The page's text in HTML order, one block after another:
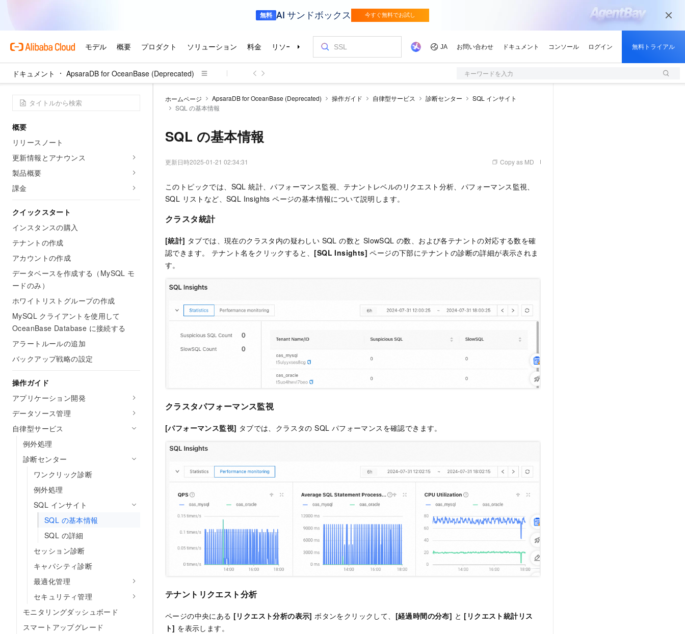
ドキュメント ApsaraDB for OceanBase (Deprecated) キーワードを入力
概要
リリースノート
更新情報とアナウンス
製品概要
課金
クイックスタート
インスタンスの購入
テナントの作成
アカウントの作成
データベースを作成する（MySQL モ
ードのみ）
ホワイトリストグループの作成
MySQL クライアントを使用して
OceanBase Database に接続する
アラートルールの追加
バックアップ戦略の設定
操作ガイド
アプリケーション開発
データソース管理
自律型サービス
例外処理
診断センター
ワンクリック診断
例外処理
SQL インサイト
SQL の基本情報
SQL の詳細
セッション診断
キャパシティ診断
最適化管理
セキュリティ管理
モニタリングダッシュボード
スマートアップグレード
ホームページ ApsaraDB for OceanBase (Deprecated) 操作ガイド 自律型サービス 診断センター
SQL インサイト
SQL の基本情報
SQL の基本情報
更新日時2025-01-21 02:34:31 Copy as MD
このトピックでは、SQL 統計、パフォーマンス監視、テナントレベルのリクエスト分析、パフォーマンス監視、
SQL リストなど、SQL Insights ページの基本情報について説明します。
クラスタ統計
[統計] タブでは、現在のクラスタ内の疑わしい SQL の数と SlowSQL の数、および各テナントの対応する数を確
認できます。 テナント名をクリックすると、 [SQL Insights] ページの下部にテナントの診断の詳細が表示されま
す。
クラスタパフォーマンス監視
[パフォーマンス監視] タブでは、クラスタの SQL パフォーマンスを確認できます。
テナントリクエスト分析
ページの中央にある [リクエスト分析の表示] ボタンをクリックして、 [経過時間の分布] と [リクエスト統計リス
ト] を表示します。